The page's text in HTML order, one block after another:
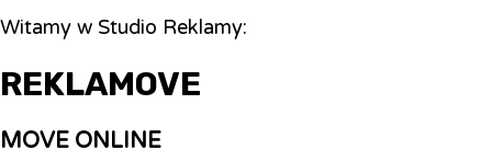
Witamy w Studio Reklamy:
REKLAMOVE
MOVE ONLINE